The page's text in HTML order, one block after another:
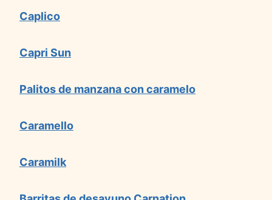
Caplico
Capri Sun
Palitos de manzana con caramelo
Caramello
Caramilk